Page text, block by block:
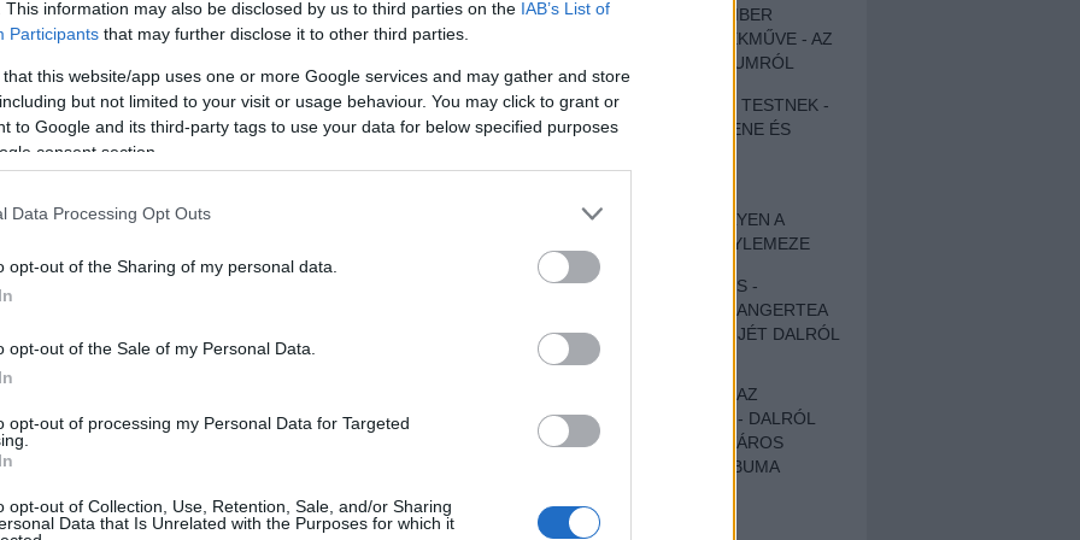
This information may also be disclosed by us to third parties on the IAB’s List of
Participants that may further disclose it to other third parties.
that this website/app uses one or more Google services and may gather and store
but not limited to your visit or usage behaviour. You may click to grant or
to Google and its third-party tags to use your data for below specified purposes
consent section.
Data Processing Opt Outs
opt-out of the Sharing of my personal data.
opt-out of the Sale of my Personal Data.
opt-out of processing my Personal Data for Targeted
opt-out of Collection, Use, Retention, Sale, and/or Sharing
Data that Is Unrelated with the Purposes for which it
Karaoke módot
feltételekbenés azadatvédelmi tájékoztatóban .
EGY DÜHÖS VÉNEMBER
UNIVERZÁLIS REMEKMŰVE - AZ
ÚJ BOB DYLAN-ALBUMRÓL
ZENE LÉLEKNEK ÉS TESTNEK -
AUTENTIKUS NÉPZENE ÉS
SZOMORKODÁS - ILYEN A
KATATONIA ÚJ NAGYLEMEZE
CROCODILE NERVES -
HALLGASD MEG AZ ANGERTEA
MA MEGJELENT EP-JÉT DALRÓL
DALRA!
A FELELŐSSÉGTŐL AZ
ELLOPOTT FÖLDIG - DALRÓL
DALRA A KÉPZELT VÁROS
SAMIZDAT CÍMŰ ALBUMA